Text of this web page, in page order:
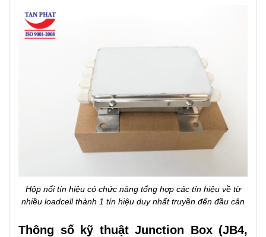
Hộp nối tín hiệu có chức năng tổng hợp các tín hiệu về từ
nhiều loadcell thành 1 tín hiệu duy nhất truyền đến đầu cân
Thông số kỹ thuật Junction Box (JB4,